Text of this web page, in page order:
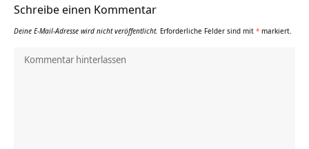
Schreibe einen Kommentar
Deine E-Mail-Adresse wird nicht veröffentlicht. Erforderliche Felder sind mit * markiert.